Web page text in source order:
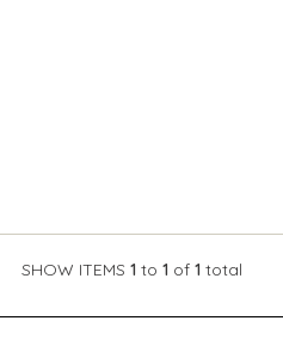
SHOW ITEMS 1 to 1 of 1 total